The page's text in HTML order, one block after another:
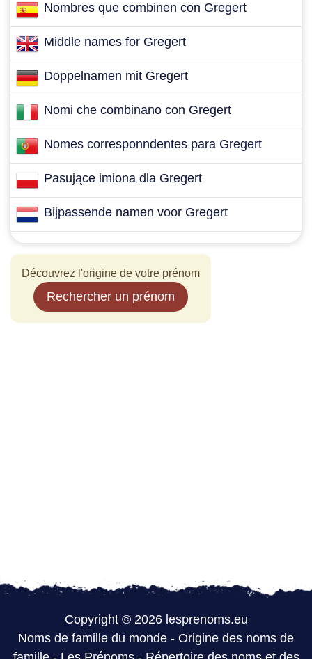
Nombres que combinen con Gregert
Middle names for Gregert
Doppelnamen mit Gregert
Nomi che combinano con Gregert
Nomes corresponndentes para Gregert
Pasujące imiona dla Gregert
Bijpassende namen voor Gregert
Découvrez l'origine de votre prénom
Rechercher un prénom
Copyright © 2026 lesprenoms.eu
Noms de famille du monde - Origine des noms de